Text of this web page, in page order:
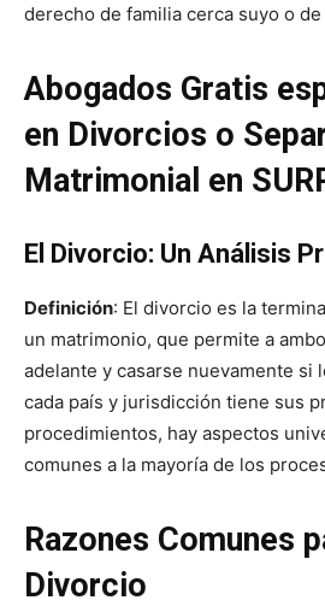
derecho de familia cerca suyo o
Abogados Gratis
en Divorcios o
Matrimonial en
El Divorcio: Un Análisis
Definición: El divorcio es la
un matrimonio, que permite a
adelante y casarse nuevamente si
cada país y jurisdicción tiene sus
procedimientos, hay aspectos
comunes a la mayoría de los
Razones Comunes
Divorcio